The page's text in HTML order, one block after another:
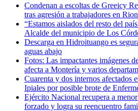
Condenan a escoltas de Greeicy
tras agresión a trabajadores en
“Estamos aislados del resto del
Alcalde del municipio de Los
Descarga en Hidroituango es
aguas abajo
Fotos: Las impactantes imágenes
afecta a Montería y varios
Cuarenta y dos internos afectados
Ipiales por posible brote de
Ejército Nacional recupera a
forzado y logra su reencuentro